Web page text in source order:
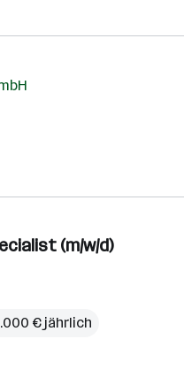
(m/w/d)
€ jährlich